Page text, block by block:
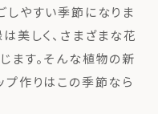
しやすい季節になりま
美しく、さまざまな花
ます。そんな植物の新
プ作りはこの季節なら